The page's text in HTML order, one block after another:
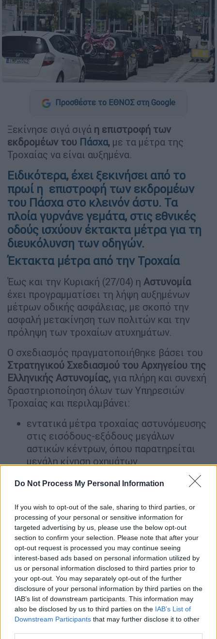
Do Not Process My Personal Information
If you wish to opt-out of the sale, sharing to third parties, or
processing of your personal or sensitive information for
targeted advertising by us, please use the below opt-out
section to confirm your selection. Please note that after your
opt-out request is processed you may continue seeing
interest-based ads based on personal information utilized by
us or personal information disclosed to third parties prior to
your opt-out. You may separately opt-out of the further
disclosure of your personal information by third parties on the
IAB’s list of downstream participants. This information may
also be disclosed by us to third parties on the IAB’s List of
Downstream Participants that may further disclose it to other
Προσθέστε το ΕΘΝΟΣ στη Google
Ξεκίνησε σιγά σιγά η επιστροφή των
εκδρομέων του Πάσχα, με τα μέτρα της
Τροχαίας να είναι αυξημένα.
Ειδικότερα, έχει ξεκινήσει από το
πρωί η επιστροφή των εκδρομέων
του Πάσχα στο κλεινόν άστυ. Τα
πλοία γυρνάνε γεμάτα, στις εθνικές
οδούς ισχύουν έκτακτα μέτρα για τη
διευκόλυνση των οδηγών.
Έκτακτα μέτρα από την Τροχαία
Έως και την Κυριακή (27/04) η Αστυνομία
έχει προγραμματίσει τη λήψη αυξημένων
μέτρων οδικής ασφάλειας, με σκοπό την
ασφαλή μετακίνηση των πολιτών και την
πρόληψη των τροχαίων ατυχημάτων.
Ο σχεδιασμός πραγματοποιήθηκε βάσει του
Στρατηγικού Σχεδιασμού του Αρχηγείου της
Ελληνικής Αστυνομίας, για πλήρη και συνεχή
δραστηριοποίηση όλων των Υπηρεσιών
Τροχαίας και περιλαμβάνει:
εντατικά μέτρα τροχαίας αστυνόμευσης
στις εισόδους-εξόδους μεγάλων
αστικών κέντρων, όπου παρατηρείται
μεγάλη κίνηση οχημάτων
αυξημένα μέτρα τροχαίας σε χώρους
όπου παρατηρείται μαζική διακίνηση
κ.λπ.)
αυξημένη αστυνομική παρουσία και
στοχευμένη αστυνόμευση των σημείων
του οδικού δικτύου, όπου παρατηρείται
συχνότητα πρόκλησης τροχαίων
ατυχημάτων
ανάπτυξη μέτρων και ειδικών δράσεων
σε τόπους που θα πραγματοποιηθούν
εορταστικές εκδηλώσεις
συνεργασία με συναρμόδιους Φορείς και